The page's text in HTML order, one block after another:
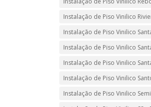
Instalação de Piso Vinilico
Instalação de Piso Vinilico
Instalação de Piso Vinilico
Instalação de Piso Vinilico
Instalação de Piso Vinilico
Instalação de Piso Vinilico